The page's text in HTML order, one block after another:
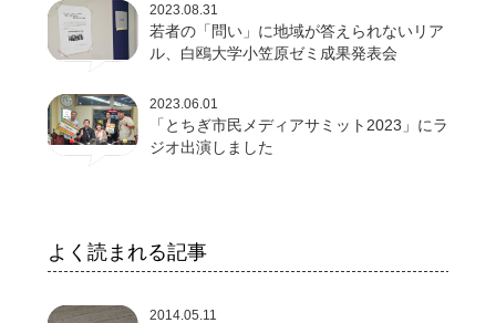
2023.08.31
若者の「問い」に地域が答えられないリア
ル、白鴎大学小笠原ゼミ成果発表会
2023.06.01
「とちぎ市民メディアサミット2023」にラ
ジオ出演しました
よく読まれる記事
2014.05.11